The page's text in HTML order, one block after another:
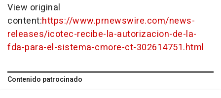
View original
content:https://www.prnewswire.com/news-
releases/icotec-recibe-la-autorizacion-de-la-
fda-para-el-sistema-cmore-ct-302614751.html
Contenido patrocinado